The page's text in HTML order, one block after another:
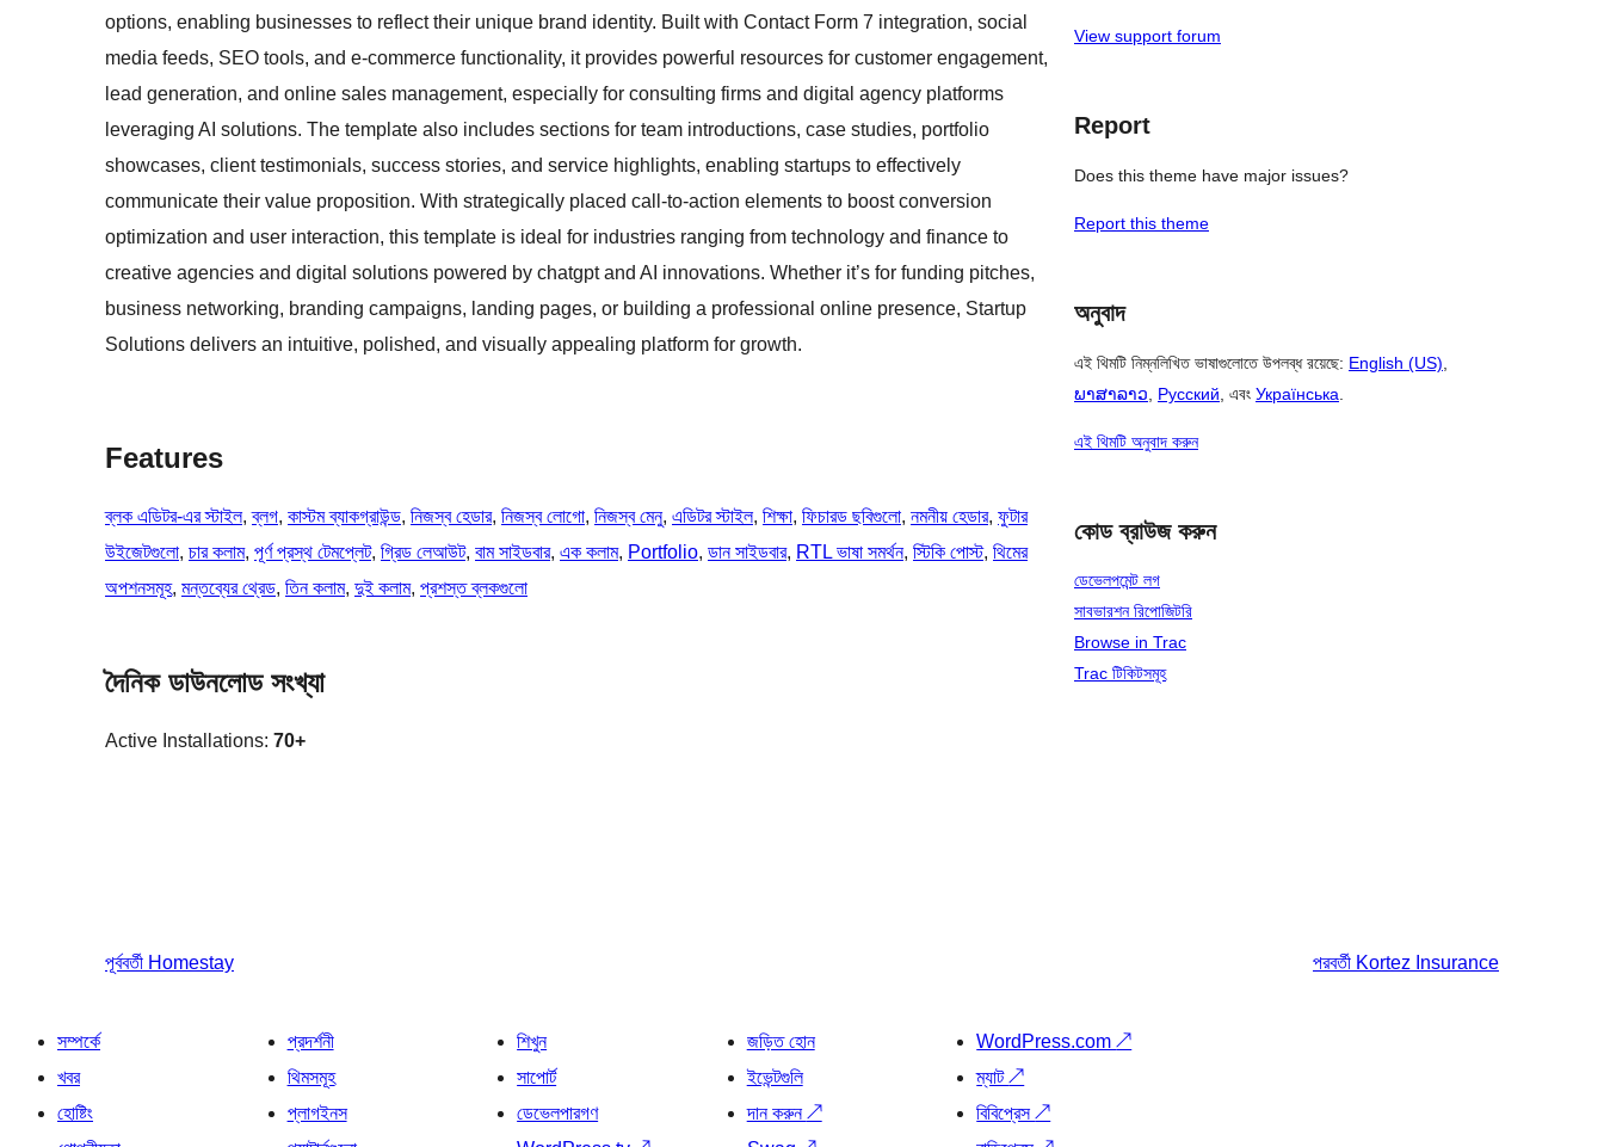
options, enabling businesses to reflect their unique brand identity. Built with Contact Form 7 integration, social
media feeds, SEO tools, and e-commerce functionality, it provides powerful resources for customer engagement,
lead generation, and online sales management, especially for consulting firms and digital agency platforms
leveraging AI solutions. The template also includes sections for team introductions, case studies, portfolio
showcases, client testimonials, success stories, and service highlights, enabling startups to effectively
communicate their value proposition. With strategically placed call-to-action elements to boost conversion
optimization and user interaction, this template is ideal for industries ranging from technology and finance to
creative agencies and digital solutions powered by chatgpt and AI innovations. Whether it’s for funding pitches,
business networking, branding campaigns, landing pages, or building a professional online presence, Startup
Solutions delivers an intuitive, polished, and visually appealing platform for growth.
Features
ব্লক এডিটর-এর স্টাইল, ব্লগ, কাস্টম ব্যাকগ্রাউন্ড, নিজস্ব হেডার, নিজস্ব লোগো, নিজস্ব মেনু, এডিটর স্টাইল, শিক্ষা, ফিচারড ছবিগুলো, নমনীয় হেডার, ফুটার
উইজেটগুলো, চার কলাম, পূর্ণ প্রস্থ টেমপ্লেট, গ্রিড লেআউট, বাম সাইডবার, এক কলাম, Portfolio, ডান সাইডবার, RTL ভাষা সমর্থন, স্টিকি পোস্ট, থিমের
অপশনসমূহ, মন্তব্যের থ্রেড, তিন কলাম, দুই কলাম, প্রশস্ত ব্লকগুলো
দৈনিক ডাউনলোড সংখ্যা
Active Installations: 70+
View support forum
Report
Does this theme have major issues?
Report this theme
অনুবাদ
এই থিমটি নিম্নলিখিত ভাষাগুলোতে উপলব্ধ রয়েছে: English (US)
ພາສາລາວ
Русский , এবং Українська
এই থিমটি অনুবাদ করুন
কোড ব্রাউজ করুন
ডেভেলপমেন্ট লগ
সাবভারশন রিপোজিটরি
Browse in Trac
Trac টিকিটসমূহ
পূর্ববর্তী Homestay পরবর্তী Kortez Insurance
সম্পর্কে
খবর
হোষ্টিং
প্রদর্শনী
থিমসমূহ
প্লাগইনস
শিখুন
সাপোর্ট
ডেভেলপারগণ
জড়িত হোন
ইভেন্টগুলি
দান করুন↗
WordPress.com↗
ম্যাট↗
বিবিপ্রেস↗